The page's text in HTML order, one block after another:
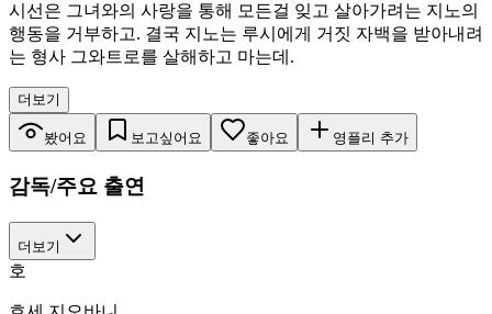
시선은 그녀와의 사랑을 통해 모든걸 잊고 살아가려는 지노의
행동을 거부하고. 결국 지노는 루시에게 거짓 자백을 받아내려
는 형사 그와트로를 살해하고 마는데.
더보기
봤어요 보고싶어요 좋아요 영플리 추가
감독/주요 출연
더보기
호